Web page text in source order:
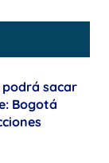
podrá sacar
Bogotá